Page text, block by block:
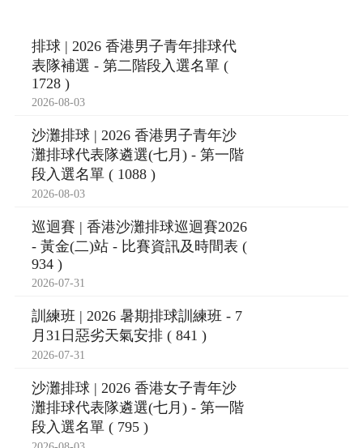
排球 | 2026 香港男子青年排球代
表隊補選 - 第二階段入選名單 (
1728 )
2026-08-03
沙灘排球 | 2026 香港男子青年沙
灘排球代表隊遴選(七月) - 第一階
段入選名單 ( 1088 )
2026-08-03
巡迴賽 | 香港沙灘排球巡迴賽2026
- 黃金(二)站 - 比賽資訊及時間表 (
934 )
2026-07-31
訓練班 | 2026 暑期排球訓練班 - 7
月31日惡劣天氣安排 ( 841 )
2026-07-31
沙灘排球 | 2026 香港女子青年沙
灘排球代表隊遴選(七月) - 第一階
段入選名單 ( 795 )